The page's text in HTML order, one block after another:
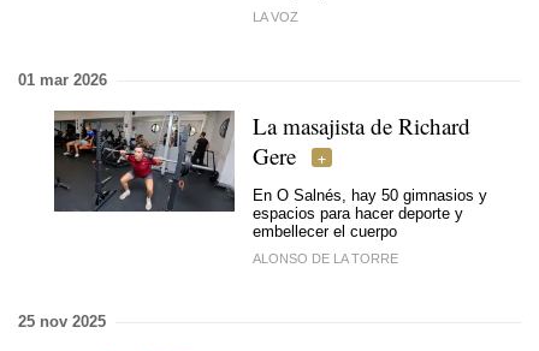
LA VOZ
01 mar 2026
La masajista de Richard
Gere
En O Salnés, hay 50 gimnasios y
espacios para hacer deporte y
embellecer el cuerpo
ALONSO DE LA TORRE
25 nov 2025